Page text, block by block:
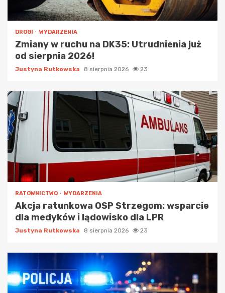
DROGI WYDARZENIA
Zmiany w ruchu na DK35: Utrudnienia już
od sierpnia 2026!
Justyna Rutkowska 8 sierpnia 2026 23
RATOWNICTWO WYDARZENIA
Akcja ratunkowa OSP Strzegom: wsparcie
dla medyków i lądowisko dla LPR
Justyna Rutkowska 8 sierpnia 2026 23